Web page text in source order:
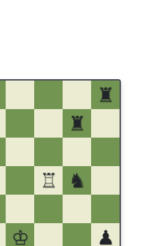
♜
♜
♖
♞
♔
♟